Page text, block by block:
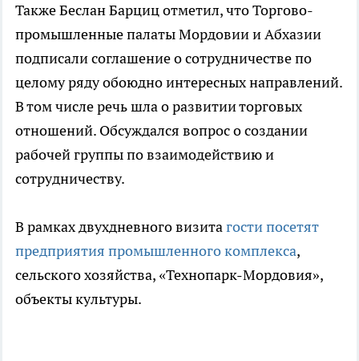
Также Беслан Барциц отметил, что Торгово-
промышленные палаты Мордовии и Абхазии
подписали соглашение о сотрудничестве по
целому ряду обоюдно интересных направлений.
В том числе речь шла о развитии торговых
отношений. Обсуждался вопрос о создании
рабочей группы по взаимодействию и
сотрудничеству.
В рамках двухдневного визитагости посетят
предприятия промышленного комплекса,
сельского хозяйства, «Технопарк-Мордовия»,
объекты культуры.